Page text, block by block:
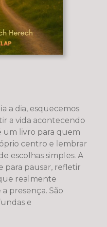
a dia, esquecemos
a vida acontecendo
um livro para quem
centro e lembrar
escolhas simples. A
para pausar, refletir
realmente
presença. São
e